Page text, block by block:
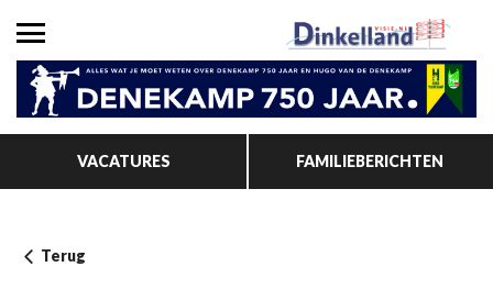
VACATURES FAMILIEBERICHTEN
Terug